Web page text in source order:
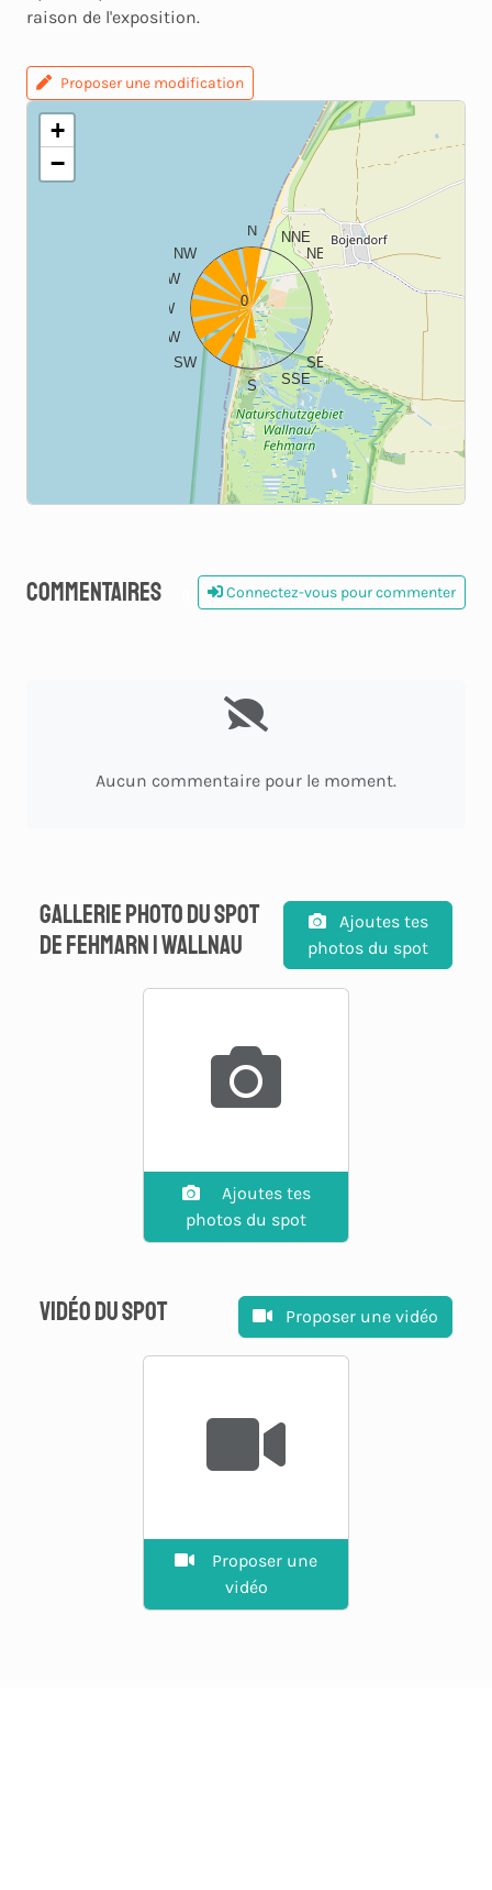
raison de l'exposition.
Proposer une modification
N
NNE
NE
E
ESE
SE
SSE
S
SW
WSW
W
WNW
NW
0
+
−
Commentaires Connectez-vous pour commenter
Aucun commentaire pour le moment.
Gallerie photo du spot
de fehmarn | wallnau
Ajoutes tes
photos du spot
Ajoutes tes
photos du spot
Vidéo du spot Proposer une vidéo
Proposer une
vidéo